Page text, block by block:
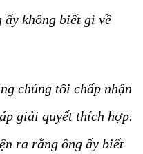
không biết gì về
chúng tôi chấp nhận
giải quyết thích hợp.
ra rằng ông ấy biết